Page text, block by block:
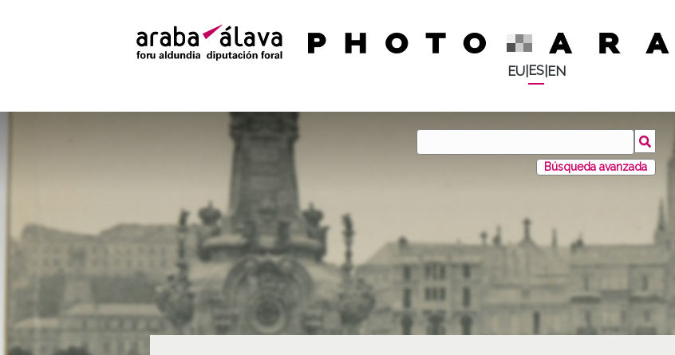
EU| ES| EN
Búsqueda avanzada